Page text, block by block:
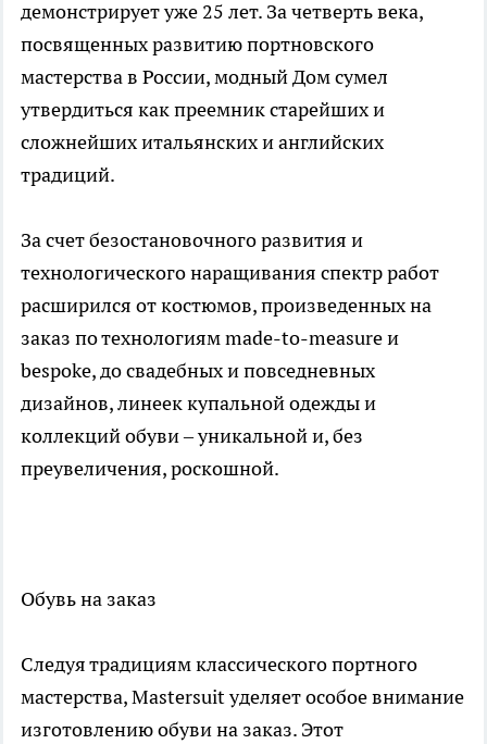
демонстрирует уже 25 лет. За четверть века,
посвященных развитию портновского
мастерства в России, модный Дом сумел
утвердиться как преемник старейших и
сложнейших итальянских и английских
традиций.
За счет безостановочного развития и
технологического наращивания спектр работ
расширился от костюмов, произведенных на
заказ по технологиям made-to-measure и
bespoke, до свадебных и повседневных
дизайнов, линеек купальной одежды и
коллекций обуви – уникальной и, без
преувеличения, роскошной.
Обувь на заказ
Следуя традициям классического портного
мастерства, Mastersuit уделяет особое внимание
изготовлению обуви на заказ. Этот